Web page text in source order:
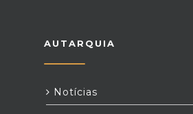
AUTARQUIA
Notícias